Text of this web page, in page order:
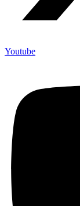
Youtube